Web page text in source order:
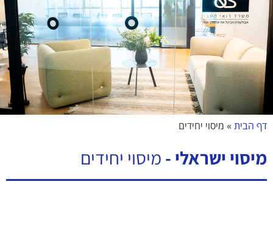
דף הבית » מיסוי יחידים
מיסוי ישראלי - מיסוי יחידים